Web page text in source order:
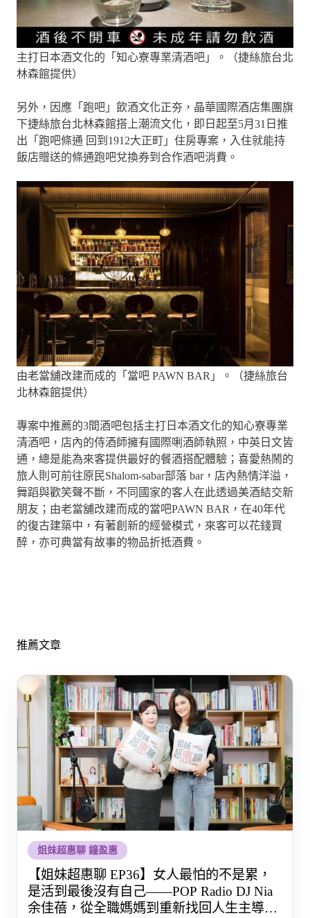
主打日本酒文化的「知心寮專業清酒吧」。（捷絲旅台北
林森館提供）
另外，因應「跑吧」飲酒文化正夯，晶華國際酒店集團旗
下捷絲旅台北林森館搭上潮流文化，即日起至5月31日推
出「跑吧條通 回到1912大正町」住房專案，入住就能持
飯店贈送的條通跑吧兌換券到合作酒吧消費。
由老當舖改建而成的「當吧 PAWN BAR」。（捷絲旅台
北林森館提供）
專案中推薦的3間酒吧包括主打日本酒文化的知心寮專業
清酒吧，店內的侍酒師擁有國際唎酒師執照，中英日文皆
通，總是能為來客提供最好的餐酒搭配體驗；喜愛熱鬧的
旅人則可前往原民Shalom-sabar部落 bar，店內熱情洋溢，
舞蹈與歡笑聲不斷，不同國家的客人在此透過美酒結交新
朋友；由老當舖改建而成的當吧PAWN BAR，在40年代
的復古建築中，有著創新的經營模式，來客可以花錢買
醉，亦可典當有故事的物品折抵酒費。
推薦文章
姐妹超惠聊 鐘盈惠
【姐妹超惠聊 EP36】女人最怕的不是累，
是活到最後沒有自己——POP Radio DJ Nia
余佳蓓，從全職媽媽到重新找回人生主導權